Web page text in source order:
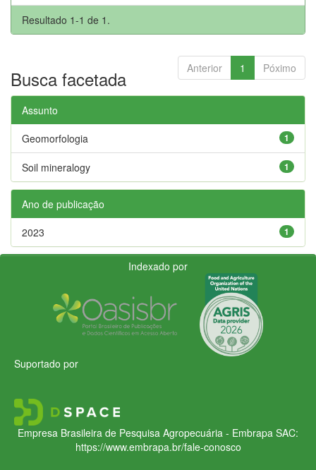
Resultado 1-1 de 1.
Anterior 1 Póximo
Busca facetada
Assunto
1
Geomorfologia
1
Soil mineralogy
Ano de publicação
1
2023
Indexado por
Suportado por
Empresa Brasileira de Pesquisa Agropecuária - Embrapa SAC:
https://www.embrapa.br/fale-conosco